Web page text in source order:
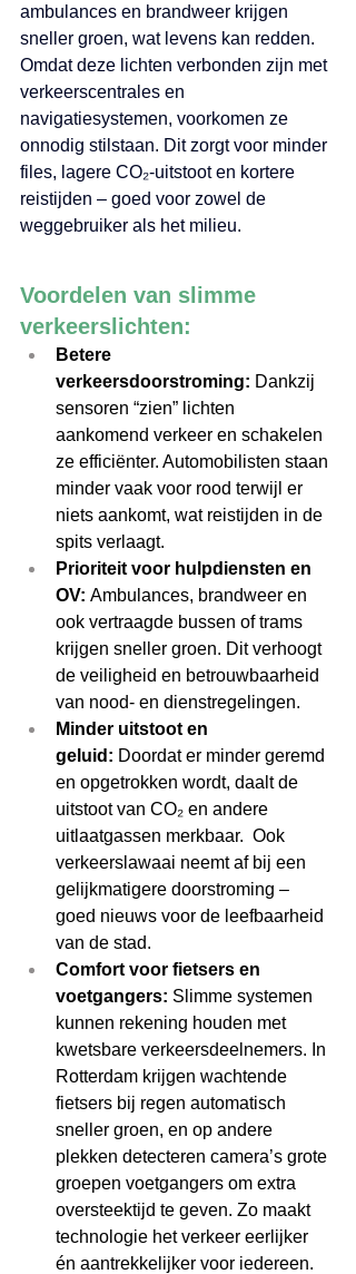
ambulances en brandweer krijgen
sneller groen, wat levens kan redden.
Omdat deze lichten verbonden zijn met
verkeerscentrales en
navigatiesystemen, voorkomen ze
onnodig stilstaan. Dit zorgt voor minder
files, lagere CO₂-uitstoot en kortere
reistijden – goed voor zowel de
weggebruiker als het milieu.
Voordelen van slimme
verkeerslichten:
Betere
verkeersdoorstroming: Dankzij
sensoren “zien” lichten
aankomend verkeer en schakelen
ze efficiënter. Automobilisten staan
minder vaak voor rood terwijl er
niets aankomt, wat reistijden in de
spits verlaagt.
Prioriteit voor hulpdiensten en
OV: Ambulances, brandweer en
ook vertraagde bussen of trams
krijgen sneller groen. Dit verhoogt
de veiligheid en betrouwbaarheid
van nood- en dienstregelingen.
Minder uitstoot en
geluid: Doordat er minder geremd
en opgetrokken wordt, daalt de
uitstoot van CO₂ en andere
uitlaatgassen merkbaar.  Ook
verkeerslawaai neemt af bij een
gelijkmatigere doorstroming –
goed nieuws voor de leefbaarheid
van de stad.
Comfort voor fietsers en
voetgangers: Slimme systemen
kunnen rekening houden met
kwetsbare verkeersdeelnemers. In
Rotterdam krijgen wachtende
fietsers bij regen automatisch
sneller groen, en op andere
plekken detecteren camera’s grote
groepen voetgangers om extra
oversteektijd te geven. Zo maakt
technologie het verkeer eerlijker
én aantrekkelijker voor iedereen.